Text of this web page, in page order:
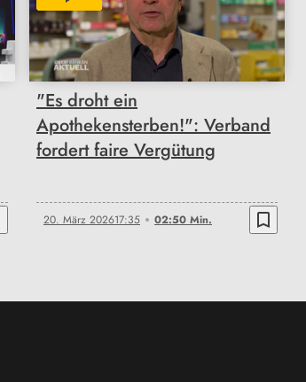
02:50
"Es droht ein
Apothekensterben!": Verband
fordert faire Vergütung
20. März 202617:35 02:50 Min. bookmark_border